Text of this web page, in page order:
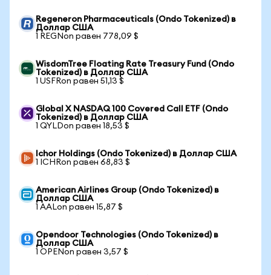
Regeneron Pharmaceuticals (Ondo Tokenized) в
Доллар США
1 REGNon равен 778,09 $
WisdomTree Floating Rate Treasury Fund (Ondo
Tokenized) в Доллар США
1 USFRon равен 51,13 $
Global X NASDAQ 100 Covered Call ETF (Ondo
Tokenized) в Доллар США
1 QYLDon равен 18,53 $
Ichor Holdings (Ondo Tokenized) в Доллар США
1 ICHRon равен 68,83 $
American Airlines Group (Ondo Tokenized) в
Доллар США
1 AALon равен 15,87 $
Opendoor Technologies (Ondo Tokenized) в
Доллар США
1 OPENon равен 3,57 $